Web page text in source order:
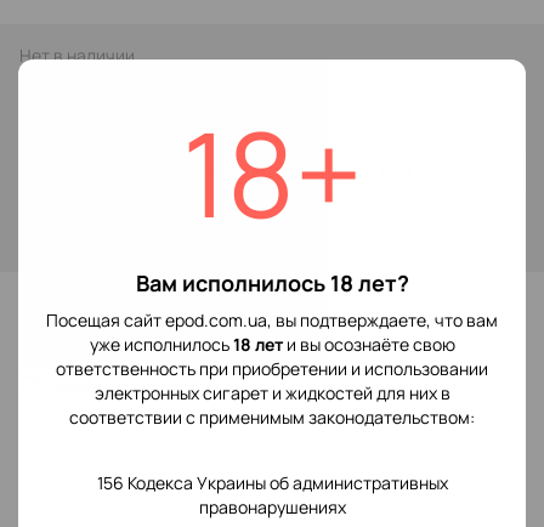
18+
Вам исполнилось 18 лет?
Посещая сайт epod.com.ua, вы подтверждаете, что вам
уже исполнилось18 лети вы осознаёте свою
ответственность при приобретении и использовании
электронных сигарет и жидкостей для них в
соответствии с применимым законодательством:
156 Кодекса Украины об административных
правонарушениях
Нет в наличии
Сообщить, когда появится
В избранное
Отзывы